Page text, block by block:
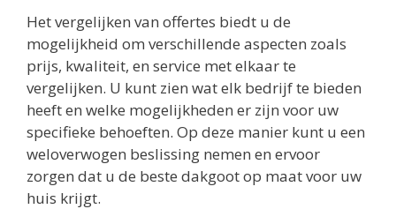
Het vergelijken van offertes biedt u de
mogelijkheid om verschillende aspecten zoals
prijs, kwaliteit, en service met elkaar te
vergelijken. U kunt zien wat elk bedrijf te bieden
heeft en welke mogelijkheden er zijn voor uw
specifieke behoeften. Op deze manier kunt u een
weloverwogen beslissing nemen en ervoor
zorgen dat u de beste dakgoot op maat voor uw
huis krijgt.